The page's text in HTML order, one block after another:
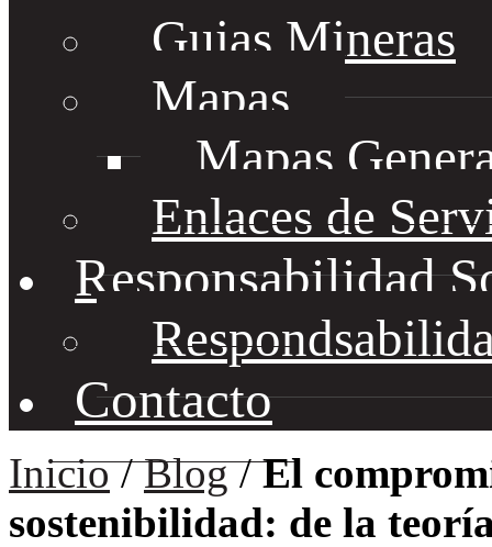
Guias Mineras
Mapas
Mapas
Enlaces de
Responsabilidad
Contacto
Inicio/Blog/El
sostenibilidad: de la